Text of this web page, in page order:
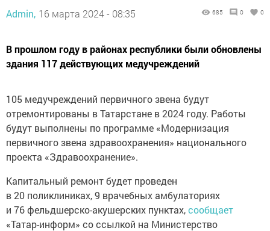
Admin, 16 марта 2024 - 08:35 685 0 0
В прошлом году в районах республики были обновлены
здания 117 действующих медучреждений
105 медучреждений первичного звена будут
отремонтированы в Татарстане в 2024 году. Работы
будут выполнены по программе «Модернизация
первичного звена здравоохранения» национального
проекта «Здравоохранение».
Капитальный ремонт будет проведен
в 20 поликлиниках, 9 врачебных амбулаториях
и 76 фельдшерско-акушерских пунктах,сообщает
«Татар-информ» со ссылкой на Министерство